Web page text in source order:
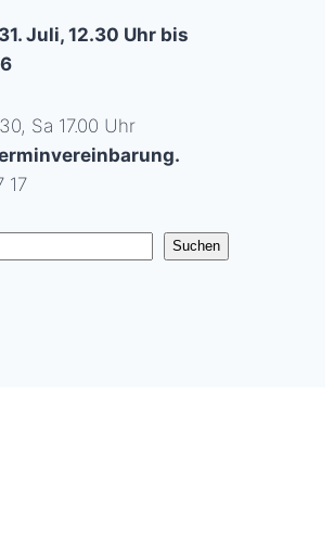
Juli, 12.30 Uhr bis
Sa 17.00 Uhr
17
Suchen